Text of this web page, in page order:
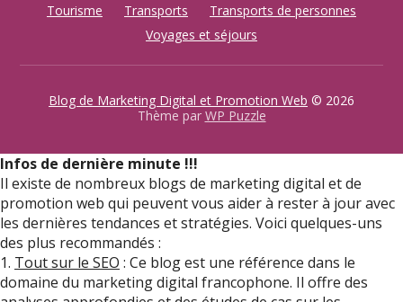
Tourisme
Transports
Transports de personnes
Voyages et séjours
Blog de Marketing Digital et Promotion Web © 2026
Thème par WP Puzzle
Infos de dernière minute !!!
Il existe de nombreux blogs de marketing digital et de
promotion web qui peuvent vous aider à rester à jour avec
les dernières tendances et stratégies. Voici quelques-uns
des plus recommandés :
1. Tout sur le SEO : Ce blog est une référence dans le
domaine du marketing digital francophone. Il offre des